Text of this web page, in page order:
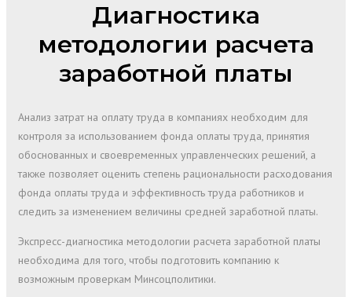
Диагностика
методологии расчета
заработной платы
Анализ затрат на оплату труда в компаниях необходим для
контроля за использованием фонда оплаты труда, принятия
обоснованных и своевременных управленческих решений, а
также позволяет оценить степень рациональности расходования
фонда оплаты труда и эффективность труда работников и
следить за изменением величины средней заработной платы.
Экспресс-диагностика методологии расчета заработной платы
необходима для того, чтобы подготовить компанию к
возможным проверкам Минсоцполитики.